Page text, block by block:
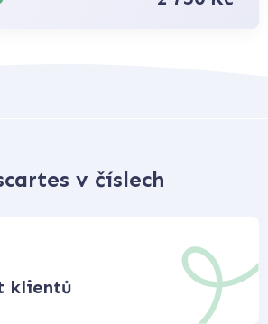
v číslech
klientů